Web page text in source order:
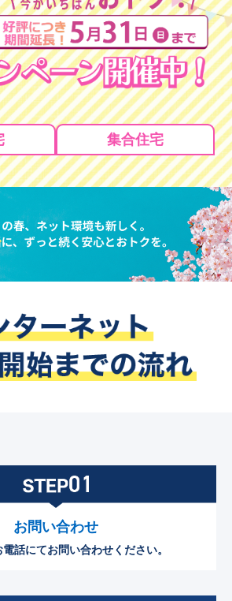
集合住宅
お問い合わせ
話にてお問い合わせください。